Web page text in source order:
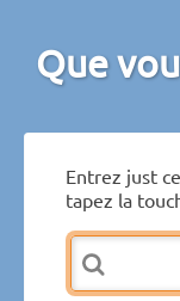
Que
Entrez just
tapez la